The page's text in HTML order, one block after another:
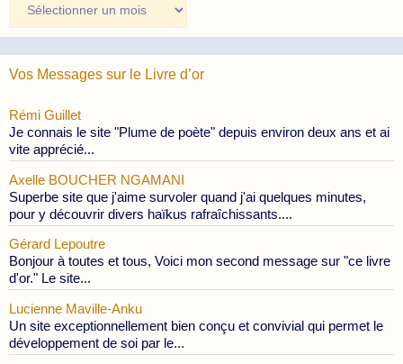
des
Publications
Vos Messages sur le Livre d’or
Rémi Guillet
Je connais le site "Plume de poète" depuis environ deux ans et ai
vite apprécié...
Axelle BOUCHER NGAMANI
Superbe site que j'aime survoler quand j'ai quelques minutes,
pour y découvrir divers haïkus rafraîchissants....
Gérard Lepoutre
Bonjour à toutes et tous, Voici mon second message sur "ce livre
d'or." Le site...
Lucienne Maville-Anku
Un site exceptionnellement bien conçu et convivial qui permet le
développement de soi par le...